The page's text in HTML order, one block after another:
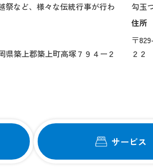
祭など、様々な伝統行事が行わ
県築上郡築上町高塚７９４ー２
勾玉
住所
〒
２２
サービス